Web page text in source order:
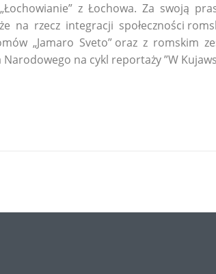
z Łochowa. Za swoją
na rzecz integracji społeczności
„Jamaro Sveto” oraz z romskim
na cykl reportaży ”W